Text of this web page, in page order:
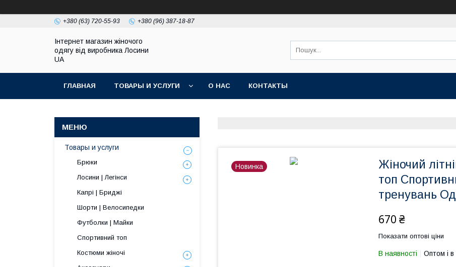
+380 (63) 720-55-93 +380 (96) 387-18-87
Інтернет магазин жіночого
одягу від виробника Лосини
UA
ГЛАВНАЯ ТОВАРЫ И УСЛУГИ О НАС КОНТАКТЫ
Новинка
Жіночий
топ
тренувань
670 ₴
Показати оптові ціни
В наявності Оптом і в
Товары и услуги
Брюки
Лосини | Легінси
Капрі | Бриджі
Шорти | Велосипедки
Футболки | Майки
Спортивний топ
Костюми жіночі